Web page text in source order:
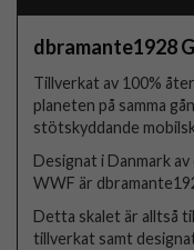
dbramante1928
Tillverkat av 100%
planeten på samma
stötskyddande
Designat i Danmark
WWF är
Detta skalet är alltså
tillverkat samt